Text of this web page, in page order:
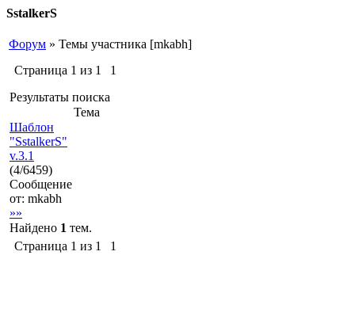
SstalkerS
Форум » Темы участника [mkabh]
Страница 1 из 1
1
Результаты поиска
Тема
Шаблон
"SstalkerS"
v.3.1
(4/6459)
Сообщение
от: mkabh
»»
Найдено 1 тем.
Страница 1 из 1 1